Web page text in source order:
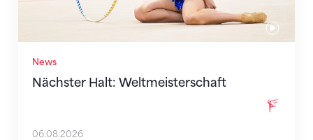
News
Nächster Halt: Weltmeisterschaft
06.08.2026